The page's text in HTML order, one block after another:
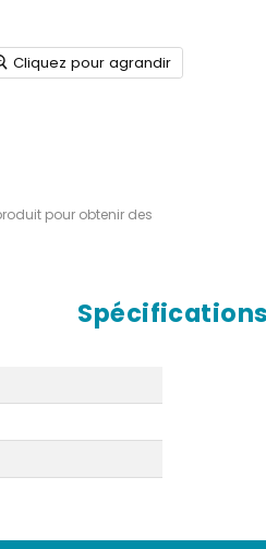
Cliquez pour agrandir
pour obtenir des
Spécifications